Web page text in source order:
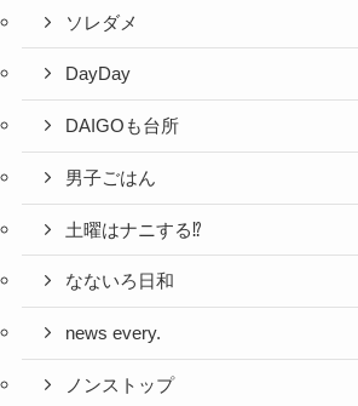
ソレダメ
DayDay
DAIGOも台所
男子ごはん
土曜はナニする⁉
なないろ日和
news every.
ノンストップ